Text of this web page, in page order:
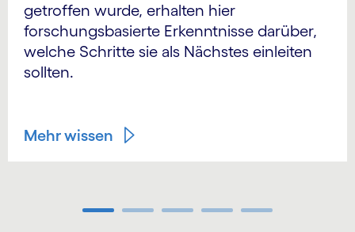
getroffen wurde, erhalten hier
forschungsbasierte Erkenntnisse darüber,
welche Schritte sie als Nächstes einleiten
sollten.
Mehr wissen